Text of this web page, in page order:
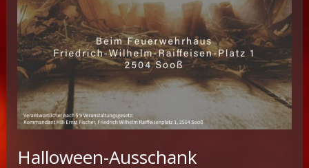
Halloween-Ausschank